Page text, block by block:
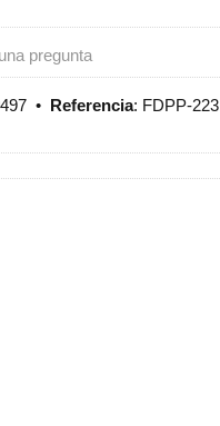
pregunta
• Referencia: FDPP-223